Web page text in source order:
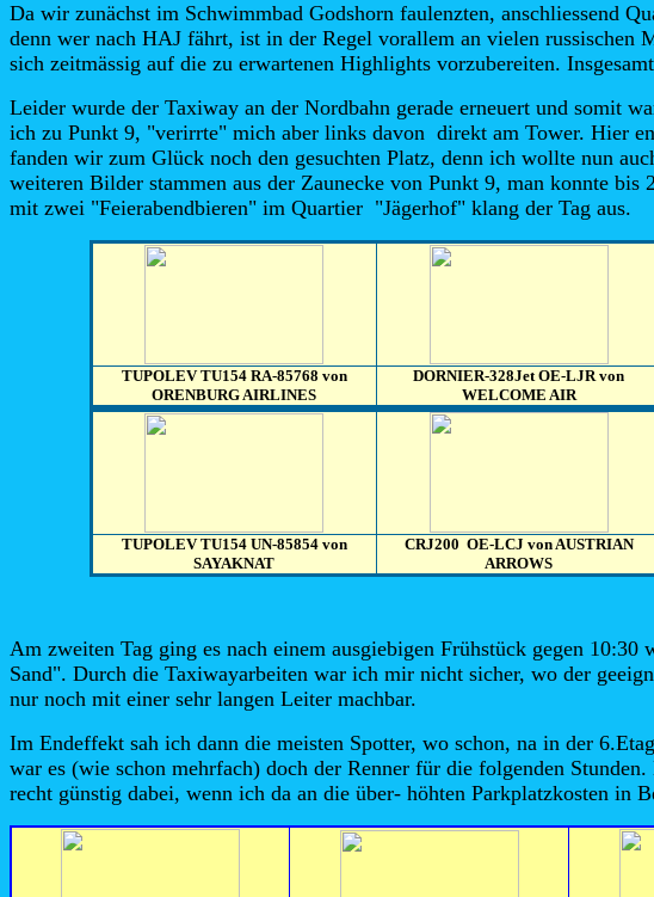
Da wir zunächst im Schwimmbad Godshorn faulenzten, anschliessend
denn wer nach HAJ fährt, ist in der Regel vorallem an vielen russischen
sich zeitmässig auf die zu erwartenen Highlights vorzubereiten.
Leider wurde der Taxiway an der Nordbahn gerade erneuert und somit
ich zu Punkt 9, "verirrte" mich aber links davon direkt am Tower. Hier
fanden wir zum Glück noch den gesuchten Platz, denn ich wollte nun
weiteren Bilder stammen aus der Zaunecke von Punkt 9, man konnte
mit zwei "Feierabendbieren" im Quartier "Jägerhof" klang der Tag aus.
TUPOLEV TU154 RA-85768 von
ORENBURG AIRLINES
DORNIER-328Jet OE-LJR von
WELCOME AIR
TUPOLEV TU154 UN-85854 von
SAYAKNAT
CRJ200 OE-LCJ von AUSTRIAN
ARROWS
Am zweiten Tag ging es nach einem ausgiebigen Frühstück gegen
Sand". Durch die Taxiwayarbeiten war ich mir nicht sicher, wo der
nur noch mit einer sehr langen Leiter machbar.
Im Endeffekt sah ich dann die meisten Spotter, wo schon, na in der
war es (wie schon mehrfach) doch der Renner für die folgenden
recht günstig dabei, wenn ich da an die über- höhten Parkplatzkosten